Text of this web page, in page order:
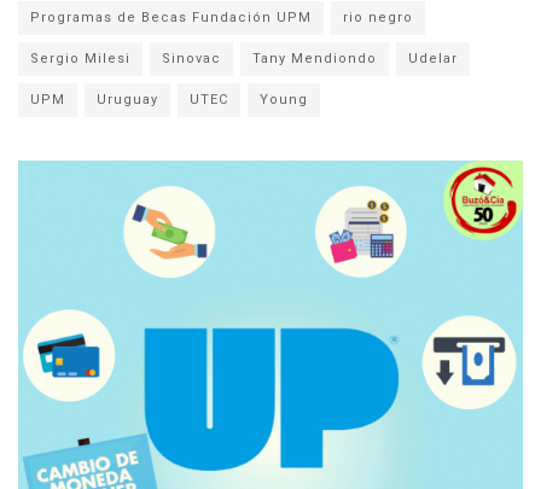
Programas de Becas Fundación UPM rio negro
Sergio Milesi Sinovac Tany Mendiondo Udelar
UPM Uruguay UTEC Young